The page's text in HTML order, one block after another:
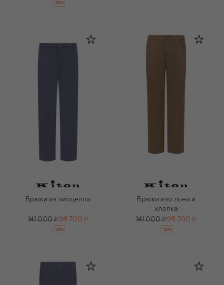
-30%
Брюки из лиоцелла
141 000 ₽98 700 ₽
-30%
Брюки изо льна и
хлопка
141 000 ₽98 700 ₽
-30%